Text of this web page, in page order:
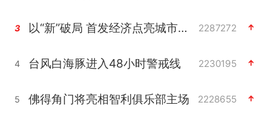
3 以“新”破局 首发经济点亮城市消费活力 2287272
4 台风白海豚进入48小时警戒线 2230195
5 佛得角门将亮相智利俱乐部主场 2228655